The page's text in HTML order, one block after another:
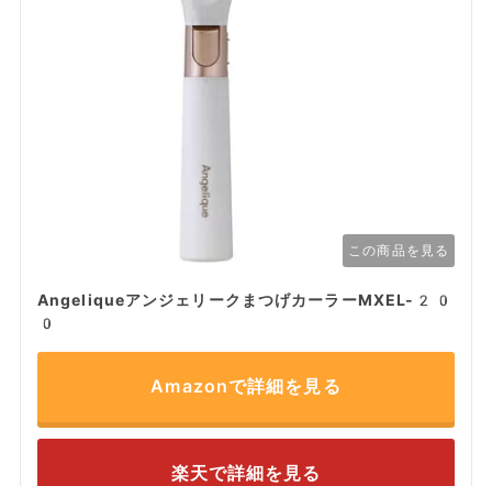
この商品を見る
AngeliqueアンジェリークまつげカーラーMXEL-20
0
Amazonで詳細を見る
楽天で詳細を見る